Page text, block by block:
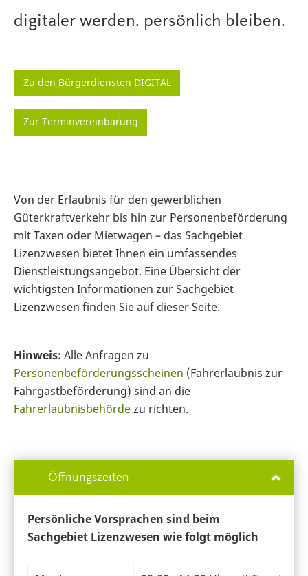
digitaler werden. persönlich bleiben.
Zu den Bürgerdiensten DIGITAL
Zur Terminvereinbarung
Von der Erlaubnis für den gewerblichen
Güterkraftverkehr bis hin zur Personenbeförderung
mit Taxen oder Mietwagen – das Sachgebiet
Lizenzwesen bietet Ihnen ein umfassendes
Dienstleistungsangebot. Eine Übersicht der
wichtigsten Informationen zur Sachgebiet
Lizenzwesen finden Sie auf dieser Seite.
Hinweis: Alle Anfragen zu
Personenbeförderungsscheinen (Fahrerlaubnis zur
Fahrgastbeförderung) sind an die
Fahrerlaubnisbehördezu richten.
Öffnungszeiten
Persönliche Vorsprachen sind beim
Sachgebiet Lizenzwesen wie folgt möglich